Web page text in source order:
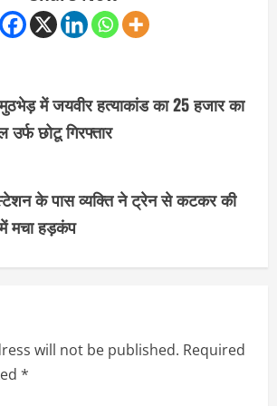
में जयवीर हत्याकांड का 25 हजार का
उर्फ छोटू गिरफ्तार
के पास व्यक्ति ने ट्रेन से कटकर की
मचा हड़कंप
will not be published. Required
*